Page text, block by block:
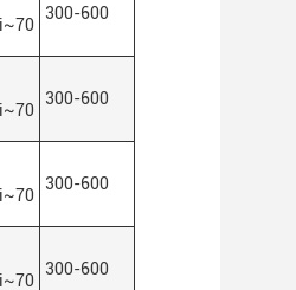
~70
300-600
~70
300-600
~70
300-600
~70
300-600